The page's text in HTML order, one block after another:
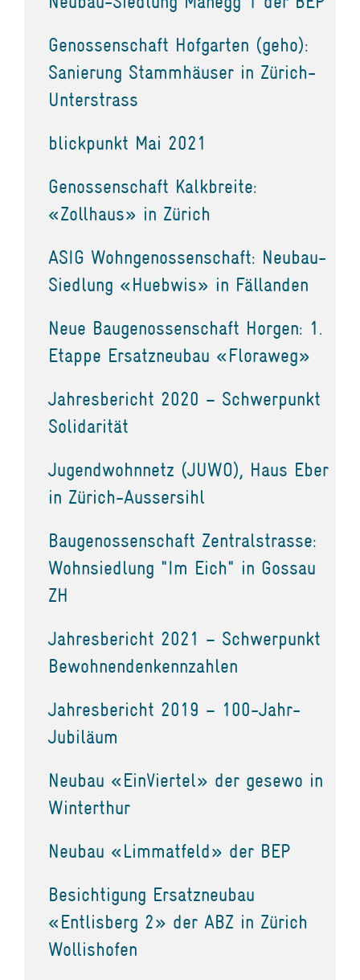
Genossenschaft Hofgarten (geho):
Sanierung Stammhäuser in Zürich-
Unterstrass
blickpunkt Mai 2021
Genossenschaft Kalkbreite:
«Zollhaus» in Zürich
ASIG Wohngenossenschaft: Neubau-
Siedlung «Huebwis» in Fällanden
Neue Baugenossenschaft Horgen: 1.
Etappe Ersatzneubau «Floraweg»
Jahresbericht 2020 – Schwerpunkt
Solidarität
Jugendwohnnetz (JUWO), Haus Eber
in Zürich-Aussersihl
Baugenossenschaft Zentralstrasse:
Wohnsiedlung "Im Eich" in Gossau
ZH
Jahresbericht 2021 – Schwerpunkt
Bewohnendenkennzahlen
Jahresbericht 2019 – 100-Jahr-
Jubiläum
Neubau «EinViertel» der gesewo in
Winterthur
Neubau «Limmatfeld» der BEP
Besichtigung Ersatzneubau
«Entlisberg 2» der ABZ in Zürich
Wollishofen